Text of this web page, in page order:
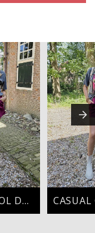
CASUAL COOL DAYS